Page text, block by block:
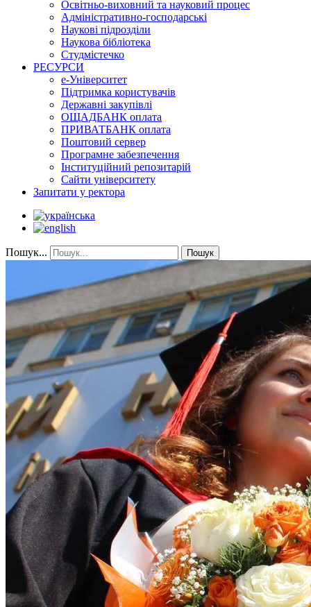
Освітньо-виховний та науковий процес
Адміністративно-господарські
Наукові підрозділи
Наукова бібліотека
Студмістечко
РЕСУРСИ
е-Університет
Підтримка користувачів
Державні закупівлі
ОЩАДБАНК оплата
ПРИВАТБАНК оплата
Поштовий сервер
Програмне забезпечення
Інституційний репозитарій
Сайти університету
Запитати у ректора
Пошук... Пошук